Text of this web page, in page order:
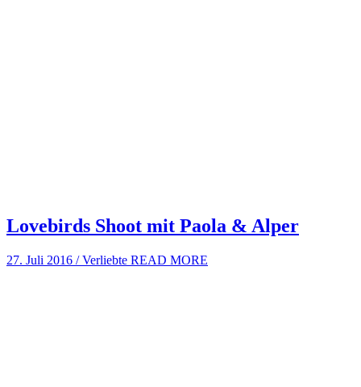
Lovebirds Shoot mit Paola & Alper
27. Juli 2016 /Verliebte READ MORE